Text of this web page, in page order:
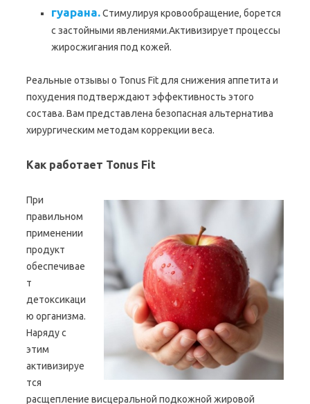
гуарана.Стимулируя кровообращение, борется
с застойными явлениями.Активизирует процессы
жиросжигания под кожей.
Реальные отзывы о Tonus Fit для снижения аппетита и
похудения подтверждают эффективность этого
состава. Вам представлена безопасная альтернатива
хирургическим методам коррекции веса.
Как работает Tonus Fit
При
правильном
применении
продукт
обеспечивае
т
детоксикаци
ю организма.
Наряду с
этим
активизируе
тся
расщепление висцеральной подкожной жировой